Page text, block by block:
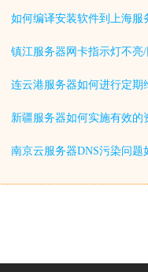
如何编译安装软件到上海服
镇江服务器网卡指示灯不亮
连云港服务器如何进行定期
新疆服务器如何实施有效的
南京云服务器DNS污染问题